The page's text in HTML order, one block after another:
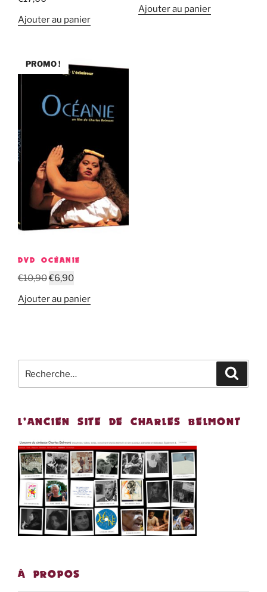
Ajouter au panier
Ajouter au panier
PROMO !
DVD OCÉANIE
€10,90Le
initial
€6,90Le
actuel
Ajouter au panier
pour
L’ANCIEN SITE DE CHARLES BELMONT
À PROPOS